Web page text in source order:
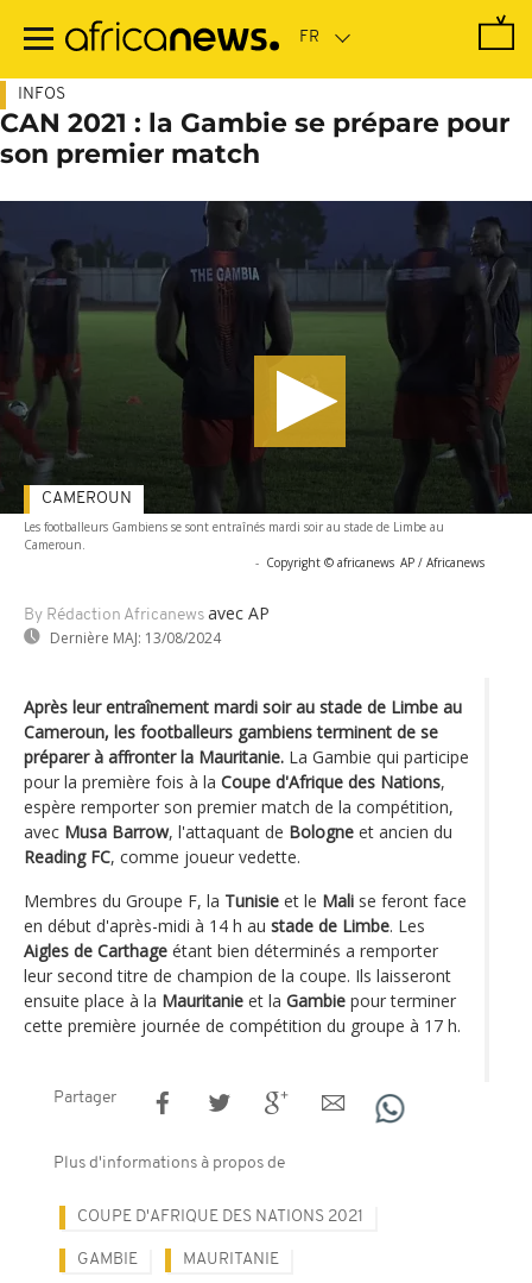
contenu
INFOS
CAN 2021 : la Gambie se prépare pour
son premier match
Les footballeurs Gambiens se sont entraînés mardi soir au stade de Limbe au
Cameroun.
- Copyright © africanews AP / Africanews
By Rédaction Africanews avec AP
Dernière MAJ: 13/08/2024
CAMEROUN
Après leur entraînement mardi soir au stade de Limbe au
Cameroun, les footballeurs gambiens terminent de se
préparer à affronter la Mauritanie. La Gambie qui participe
pour la première fois à la Coupe d'Afrique des Nations,
espère remporter son premier match de la compétition,
avec Musa Barrow, l'attaquant de Bologne et ancien du
Reading FC, comme joueur vedette.
Membres du Groupe F, la Tunisie et le Mali se feront face
en début d'après-midi à 14 h au stade de Limbe. Les
Aigles de Carthage étant bien déterminés a remporter
leur second titre de champion de la coupe. Ils laisseront
ensuite place à la Mauritanie et la Gambie pour terminer
cette première journée de compétition du groupe à 17 h.
Partager
Plus d'informations à propos de
COUPE D'AFRIQUE DES NATIONS 2021
GAMBIE MAURITANIE